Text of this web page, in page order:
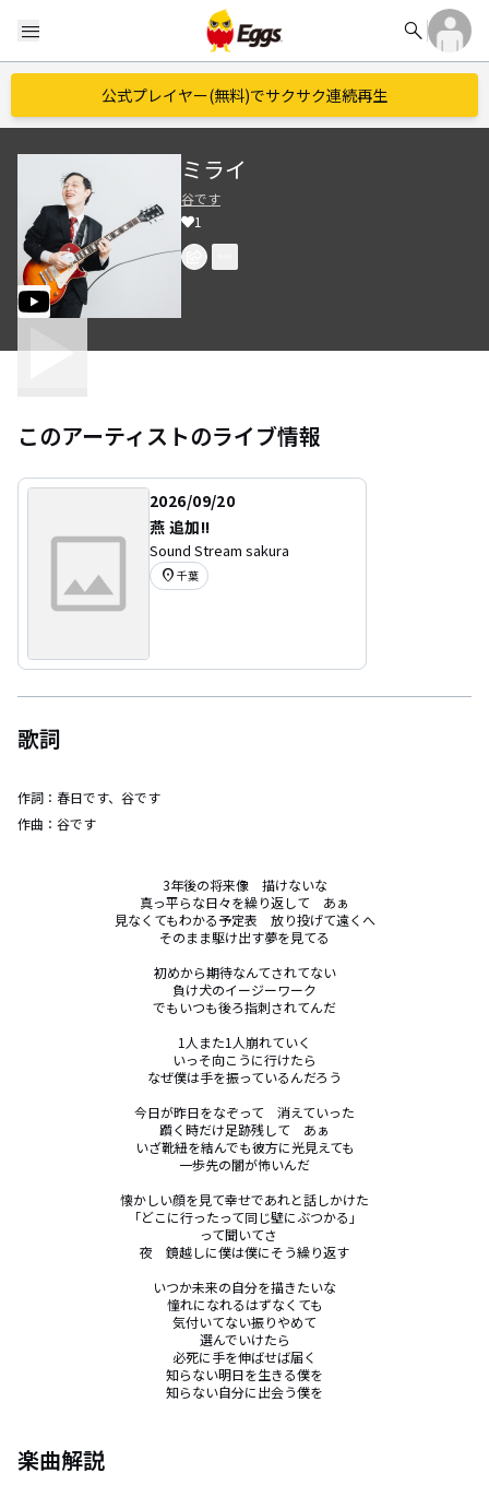
menu search
公式プレイヤー(無料)でサクサク連続再生
ミライ
谷です
1
このアーティストのライブ情報
2026/09/20
燕 追加!!
Sound Stream sakura
location_on 千葉
歌詞
作詞： 春日です、谷です
作曲： 谷です
3年後の将来像　描けないな
真っ平らな日々を繰り返して　あぁ
見なくてもわかる予定表　放り投げて遠くへ
そのまま駆け出す夢を見てる
初めから期待なんてされてない
負け犬のイージーワーク
でもいつも後ろ指刺されてんだ
1人また1人崩れていく
いっそ向こうに行けたら
なぜ僕は手を振っているんだろう
今日が昨日をなぞって　消えていった
躓く時だけ足跡残して　あぁ
いざ靴紐を結んでも彼方に光見えても
一歩先の闇が怖いんだ
懐かしい顔を見て幸せであれと話しかけた
「どこに行ったって同じ壁にぶつかる」
って聞いてさ
夜　鏡越しに僕は僕にそう繰り返す
いつか未来の自分を描きたいな
憧れになれるはずなくても
気付いてない振りやめて
選んでいけたら
必死に手を伸ばせば届く
知らない明日を生きる僕を
知らない自分に出会う僕を
楽曲解説